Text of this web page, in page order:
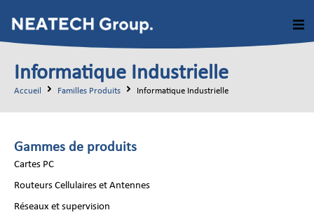
Informatique Industrielle
Accueil Familles Produits Informatique Industrielle
Gammes de produits
Cartes PC
Routeurs Cellulaires et Antennes
Réseaux et supervision